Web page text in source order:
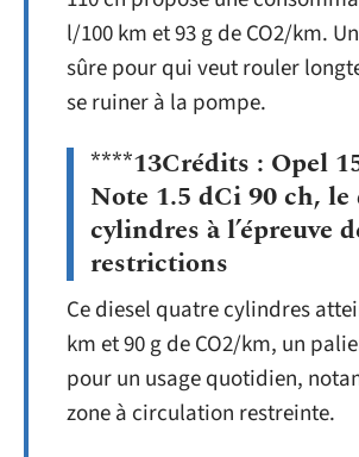
l/100 km et 93 g de CO2/km.
sûre pour qui veut rouler
se ruiner à la pompe.
****13Crédits : Opel
Note 1.5 dCi 90 ch, le
cylindres à l’épreuve
restrictions
Ce diesel quatre cylindres
km et 90 g de CO2/km, un
pour un usage quotidien,
zone à circulation restreinte.